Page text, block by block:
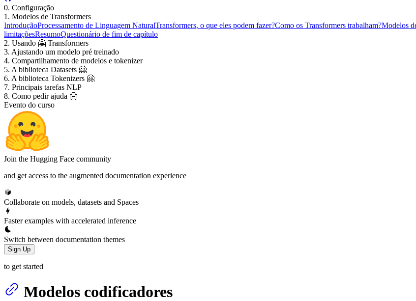
0. Configuração
1. Modelos de Transformers
IntroduçãoProcessamento de Linguagem NaturalTransformers, o que eles podem fazer?Como os Transformers trabalham?Modelos
limitaçõesResumoQuestionário de fim de capítulo
2. Usando 🤗 Transformers
3. Ajustando um modelo pré treinado
4. Compartilhamento de modelos e tokenizer
5. A biblioteca Datasets 🤗
6. A biblioteca Tokenizers 🤗
7. Principais tarefas NLP
8. Como pedir ajuda 🤗
Evento do curso
Join the Hugging Face community
and get access to the augmented documentation experience
Collaborate on models, datasets and Spaces
Faster examples with accelerated inference
Switch between documentation themes
Sign Up
to get started
Modelos codificadores